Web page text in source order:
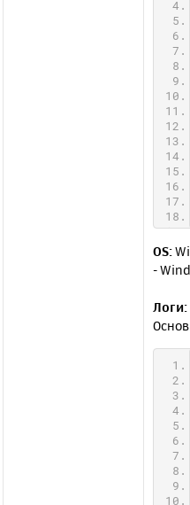
OS:
-
Логи: